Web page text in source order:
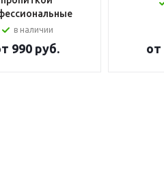
в наличии
990 руб. от